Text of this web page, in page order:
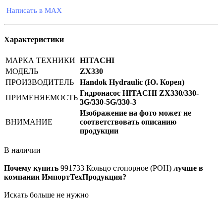
Написать в MAX
Характеристики
МАРКА ТЕХНИКИ HITACHI
МОДЕЛЬ
ZX330
ПРОИЗВОДИТЕЛЬ
Handok Hydraulic (Ю. Корея)
ПРИМЕНЯЕМОСТЬ
Гидронасос HITACHI ZX330/330-
3G/330-5G/330-3
ВНИМАНИЕ
Изображение на фото может не
соответствовать описанию
продукции
В наличии
Почему купить 991733 Кольцо стопорное (РОН) лучше в
компании ИмпортТехПродукция?
Искать больше не нужно